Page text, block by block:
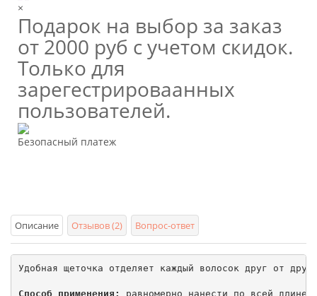
×
Подарок на выбор за заказ
от 2000 руб с учетом скидок.
Только для
зарегестрироваанных
пользователей.
Безопасный платеж
Описание Отзывов (2) Вопрос-ответ
Удобная щеточка отделяет каждый волосок друг от
Способ применения: равномерно нанести по всей длине